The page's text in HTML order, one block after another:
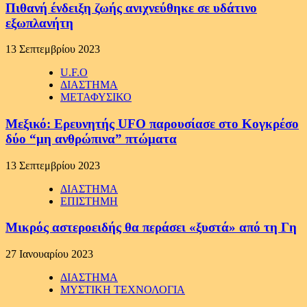
Πιθανή ένδειξη ζωής ανιχνεύθηκε σε υδάτινο
εξωπλανήτη
13 Σεπτεμβρίου 2023
U.F.O
ΔΙΑΣΤΗΜΑ
ΜΕΤΑΦΥΣΙΚΟ
Μεξικό: Ερευνητής UFO παρουσίασε στο Κογκρέσο
δύο “μη ανθρώπινα” πτώματα
13 Σεπτεμβρίου 2023
ΔΙΑΣΤΗΜΑ
ΕΠΙΣΤΗΜΗ
Μικρός αστεροειδής θα περάσει «ξυστά» από τη Γη
27 Ιανουαρίου 2023
ΔΙΑΣΤΗΜΑ
ΜΥΣΤΙΚΗ ΤΕΧΝΟΛΟΓΙΑ